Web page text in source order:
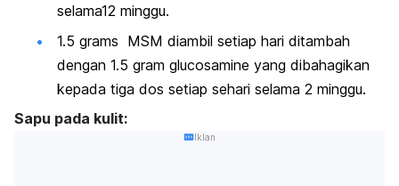
selama12 minggu.
1.5 grams MSM diambil setiap hari ditambah
dengan 1.5 gram glucosamine yang dibahagikan
kepada tiga dos setiap sehari selama 2 minggu.
Sapu pada kulit:
Iklan